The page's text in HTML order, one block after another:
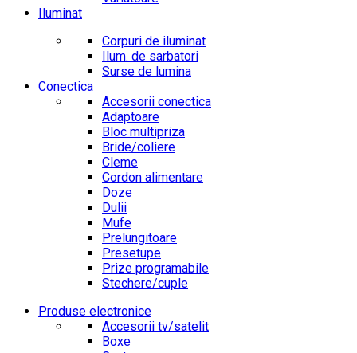
Iluminat
Corpuri de iluminat
Ilum. de sarbatori
Surse de lumina
Conectica
Accesorii conectica
Adaptoare
Bloc multipriza
Bride/coliere
Cleme
Cordon alimentare
Doze
Dulii
Mufe
Prelungitoare
Presetupe
Prize programabile
Stechere/cuple
Produse electronice
Accesorii tv/satelit
Boxe